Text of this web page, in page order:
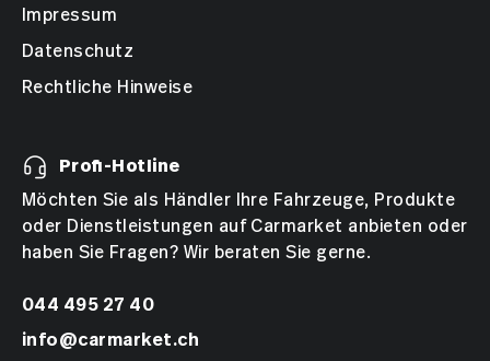
Impressum
Datenschutz
Rechtliche Hinweise
Profi-Hotline
Möchten Sie als Händler Ihre Fahrzeuge, Produkte
oder Dienstleistungen auf Carmarket anbieten oder
haben Sie Fragen? Wir beraten Sie gerne.
044 495 27 40
info@carmarket.ch